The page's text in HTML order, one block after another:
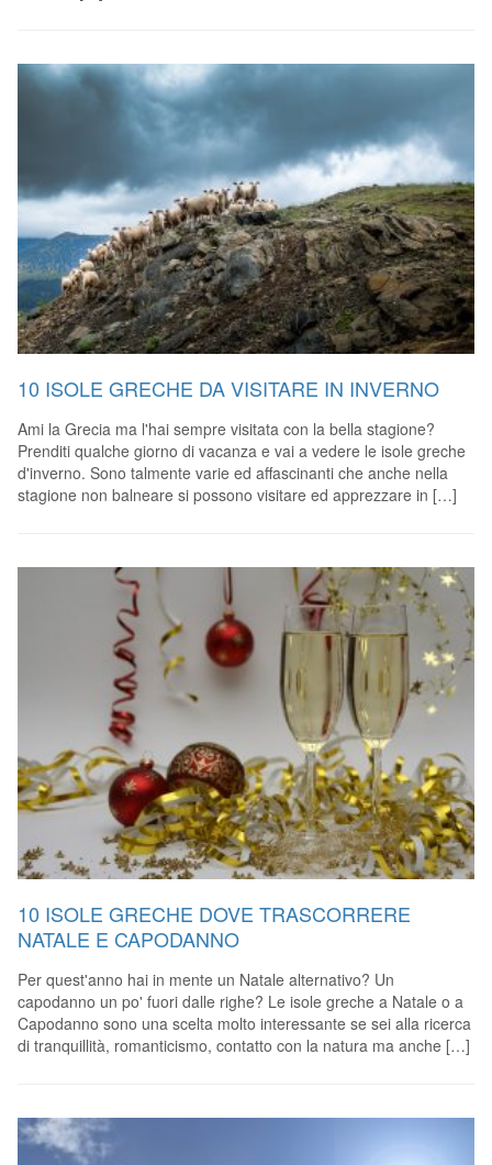
10 ISOLE GRECHE DA VISITARE IN INVERNO
Ami la Grecia ma l'hai sempre visitata con la bella stagione?
Prenditi qualche giorno di vacanza e vai a vedere le isole greche
d'inverno. Sono talmente varie ed affascinanti che anche nella
stagione non balneare si possono visitare ed apprezzare in […]
10 ISOLE GRECHE DOVE TRASCORRERE
NATALE E CAPODANNO
Per quest'anno hai in mente un Natale alternativo? Un
capodanno un po' fuori dalle righe? Le isole greche a Natale o a
Capodanno sono una scelta molto interessante se sei alla ricerca
di tranquillità, romanticismo, contatto con la natura ma anche […]